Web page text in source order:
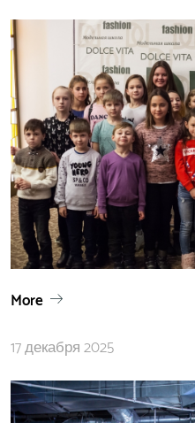
More
17 декабря 2025